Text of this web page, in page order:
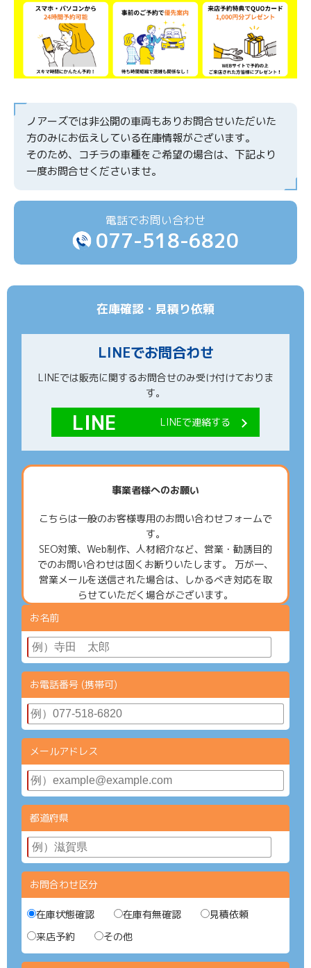
ノアーズでは非公開の車両もありお問合せいただいた
方のみにお伝えしている在庫情報がございます。
そのため、コチラの車種をご希望の場合は、下記より
一度お問合せくださいませ。
電話でお問い合わせ
077-518-6820
在庫確認・見積り依頼
LINEでお問合わせ
LINEでは販売に関するお問合せのみ受け付けておりま
す。
LINEで連絡する
事業者様へのお願い
こちらは一般のお客様専用のお問い合わせフォームで
す。
SEO対策、Web制作、人材紹介など、営業・勧誘目的
でのお問い合わせは固くお断りいたします。 万が一、
営業メールを送信された場合は、しかるべき対応を取
らせていただく場合がございます。
お名前
お電話番号 (携帯可)
メールアドレス
都道府県
お問合わせ区分
在庫状態確認 在庫有無確認
見積依頼
来店予約
その他